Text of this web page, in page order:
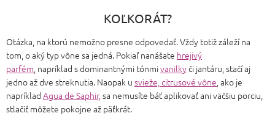
KOĽKORÁT?
Otázka, na ktorú nemožno presne odpovedať. Vždy totiž záleží na
tom, o aký typ vône sa jedná. Pokiaľ nanášate hrejivý
parfém, napríklad s dominantnými tónmivanilkyči jantáru, stačí aj
jedno až dve streknutia. Naopak u svieže, citrusové vône, ako je
napríklad Agua de Saphir,sa nemusíte báť aplikovať ani väčšiu porciu,
stlačiť môžete pokojne až päťkrát.